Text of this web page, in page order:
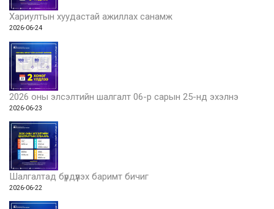
Хариултын хуудастай ажиллах санамж
2026-06-24
2026 оны элсэлтийн шалгалт 06-р сарын 25-нд эхэлнэ
2026-06-23
Шалгалтад бүрдүүлэх баримт бичиг
2026-06-22